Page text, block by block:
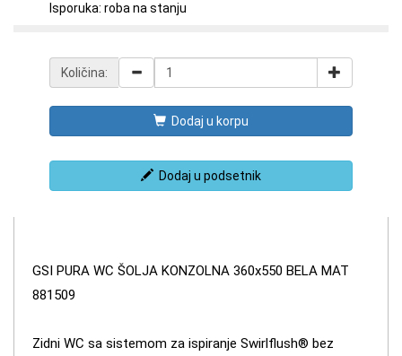
Isporuka: roba na stanju
Količina:
Dodaj u korpu
Dodaj u podsetnik
GSI PURA WC ŠOLJA KONZOLNA 360x550 BELA MAT
881509
Zidni WC sa sistemom za ispiranje Swirlflush® bez